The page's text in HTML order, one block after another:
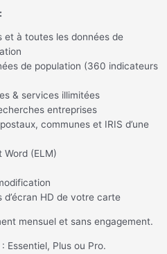
et à toutes les données de
de population (360 indicateurs
& services illimitées
entreprises
communes et IRIS d’une
Word (ELM)
d’écran HD de votre carte
mensuel et sans engagement.
Essentiel, Plus ou Pro.